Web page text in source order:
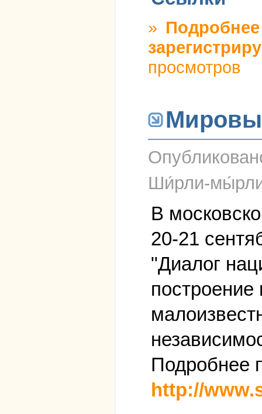
» Подробнее
просмотров
Ши́рли-
В
20-21
"Диалог
Подробнее
http://